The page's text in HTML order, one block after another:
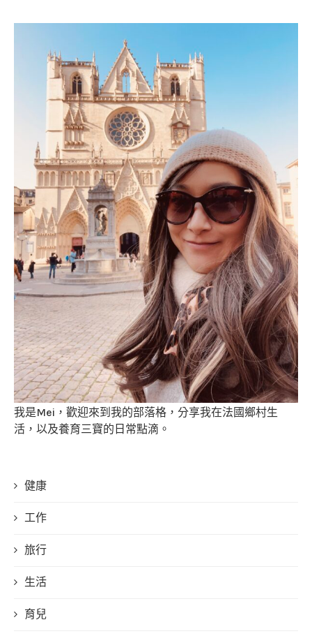
我是Mei，歡迎來到我的部落格，分享我在法國鄉村生
活，以及養育三寶的日常點滴。
健康
工作
旅行
生活
育兒